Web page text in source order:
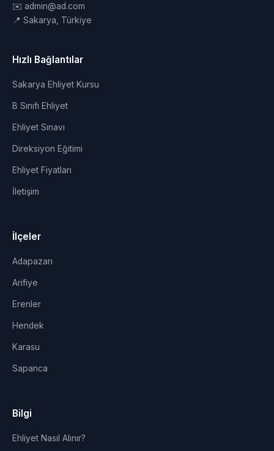
✉️ admin@ad.com
📍 Sakarya, Türkiye
Hızlı Bağlantılar
Sakarya Ehliyet Kursu
B Sınıfı Ehliyet
Ehliyet Sınavı
Direksiyon Eğitimi
Ehliyet Fiyatları
İletişim
İlçeler
Adapazarı
Arifiye
Erenler
Hendek
Karasu
Sapanca
Bilgi
Ehliyet Nasıl Alınır?